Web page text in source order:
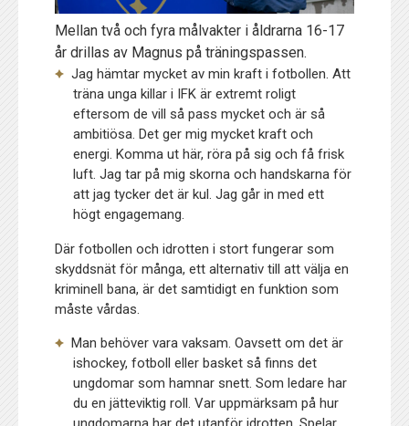
Mellan två och fyra målvakter i åldrarna 16-17
år drillas av Magnus på träningspassen.
Jag hämtar mycket av min kraft i fotbollen. Att
träna unga killar i IFK är extremt roligt
eftersom de vill så pass mycket och är så
ambitiösa. Det ger mig mycket kraft och
energi. Komma ut här, röra på sig och få frisk
luft. Jag tar på mig skorna och handskarna för
att jag tycker det är kul. Jag går in med ett
högt engagemang.
Där fotbollen och idrotten i stort fungerar som
skyddsnät för många, ett alternativ till att välja en
kriminell bana, är det samtidigt en funktion som
måste vårdas.
Man behöver vara vaksam. Oavsett om det är
ishockey, fotboll eller basket så finns det
ungdomar som hamnar snett. Som ledare har
du en jätteviktig roll. Var uppmärksam på hur